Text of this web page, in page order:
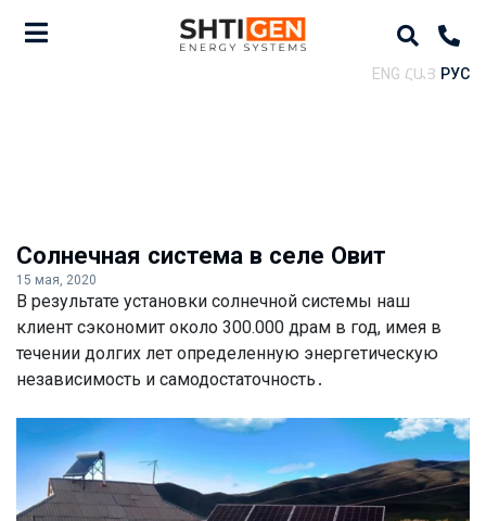
ENG ՀԱՅ РУС
Солнечная система в селе Овит
15 мая, 2020
В результате установки солнечной системы наш
клиент сэкономит около 300.000 драм в год, имея в
течении долгих лет определенную энергетическую
независимость и самодостаточность․